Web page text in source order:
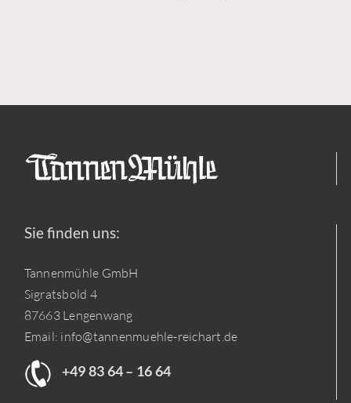
Sie finden uns:
Tannenmühle GmbH
Sigratsbold 4
87663 Lengenwang
Email: info@tannenmuehle-reichart.de
+49 83 64 – 16 64